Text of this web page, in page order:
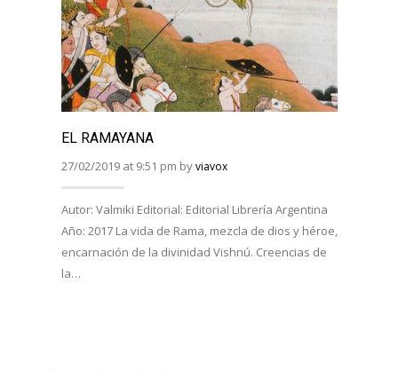
EL RAMAYANA
27/02/2019 at 9:51 pm byviavox
Autor: Valmiki Editorial: Editorial Librería Argentina
Año: 2017 La vida de Rama, mezcla de dios y héroe,
encarnación de la divinidad Vishnú. Creencias de
la…